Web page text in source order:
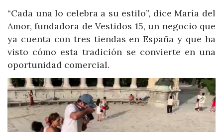
“Cada una lo celebra a su estilo”, dice María del
Amor, fundadora de Vestidos 15, un negocio que
ya cuenta con tres tiendas en España y que ha
visto cómo esta tradición se convierte en una
oportunidad comercial.